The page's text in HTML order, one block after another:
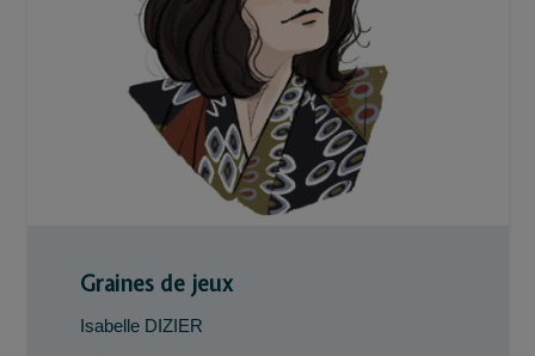
Graines de jeux
Isabelle DIZIER